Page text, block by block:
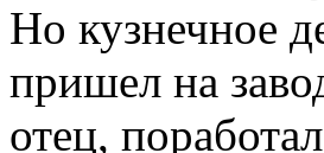
Но кузнечное
пришел на
отец,